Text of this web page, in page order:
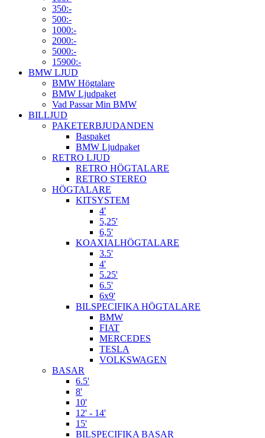
350:-
500:-
1000:-
2000:-
5000:-
15900:-
BMW LJUD
BMW Högtalare
BMW Ljudpaket
Vad Passar Min BMW
BILLJUD
PAKETERBJUDANDEN
Baspaket
BMW Ljudpaket
RETRO LJUD
RETRO HÖGTALARE
RETRO STEREO
HÖGTALARE
KITSYSTEM
4'
5,25'
6,5'
KOAXIALHÖGTALARE
3.5'
4'
5.25'
6.5'
6x9'
BILSPECIFIKA HÖGTALARE
BMW
FIAT
MERCEDES
TESLA
VOLKSWAGEN
BASAR
6.5'
8'
10'
12' - 14'
15'
BILSPECIFIKA BASAR